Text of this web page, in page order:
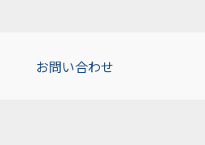
お問い合わせ